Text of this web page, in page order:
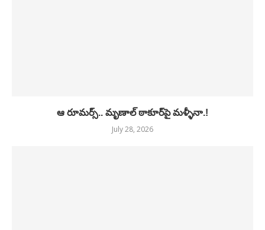
ఆ రూమర్స్.. మృణాల్ ఠాకూర్‌పై మళ్ళీనా.!
July 28, 2026